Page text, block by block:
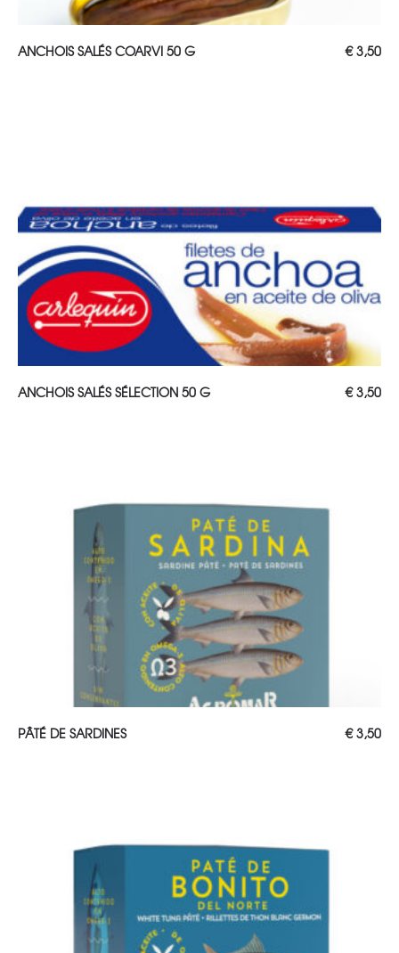
AJOUTER AU PANIER
ANCHOIS SALÉS COARVI 50 G €3,50
AJOUTER AU PANIER
ANCHOIS SALÉS SÉLECTION 50 G €3,50
AJOUTER AU PANIER
PÂTÉ DE SARDINES €3,50